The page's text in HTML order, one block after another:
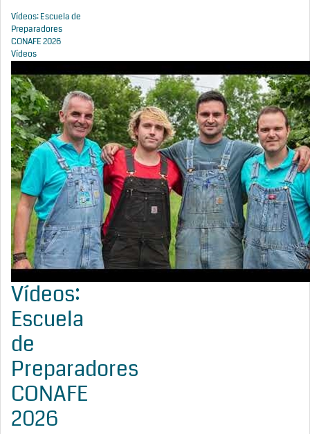
Vídeos: Escuela de
Preparadores
CONAFE 2026
Vídeos
Vídeos:
Escuela
de
Preparadores
CONAFE
2026